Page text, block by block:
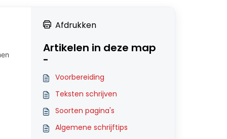
Afdrukken
Artikelen in deze map
-
Voorbereiding
Teksten schrijven
Soorten pagina's
Algemene schrijftips